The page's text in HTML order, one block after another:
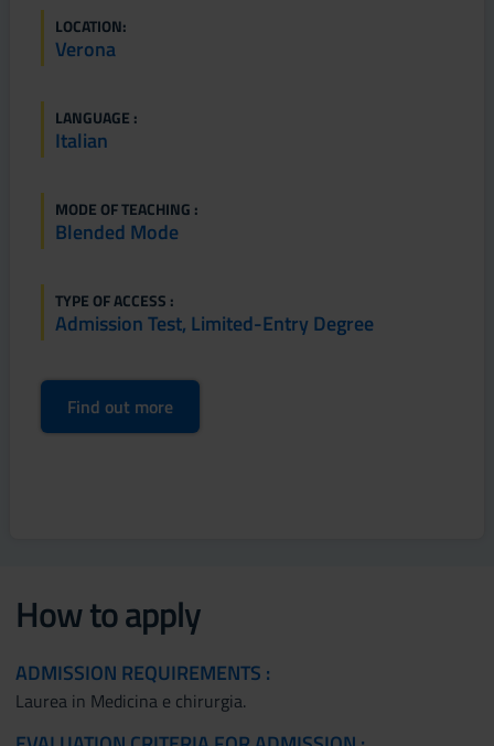
LOCATION:
Verona
LANGUAGE :
Italian
MODE OF TEACHING :
Blended Mode
TYPE OF ACCESS :
Admission Test, Limited-Entry Degree
Find out more
How to apply
ADMISSION REQUIREMENTS :
Laurea in Medicina e chirurgia.